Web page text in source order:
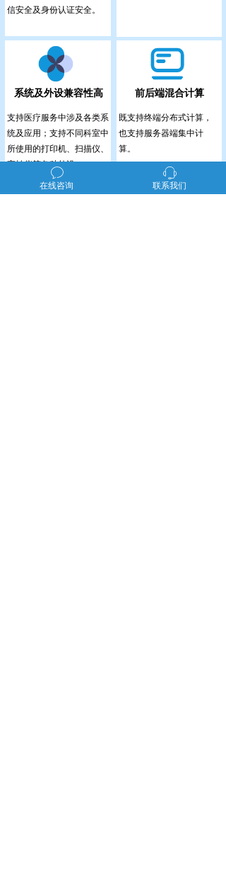
信安全及身份认证安全。
系统及外设兼容性高
支持医疗服务中涉及各类系
统及应用；支持不同科室中
所使用的打印机、扫描仪、
高拍仪等各种外设。
前后端混合计算
既支持终端分布式计算，
也支持服务器端集中计
算。
ꂖ
在线咨询
ꁱ
联系我们